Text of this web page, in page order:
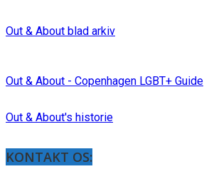
Out & About blad arkiv
Out & About - Copenhagen LGBT+ Guide
Out & About's historie
KONTAKT OS: